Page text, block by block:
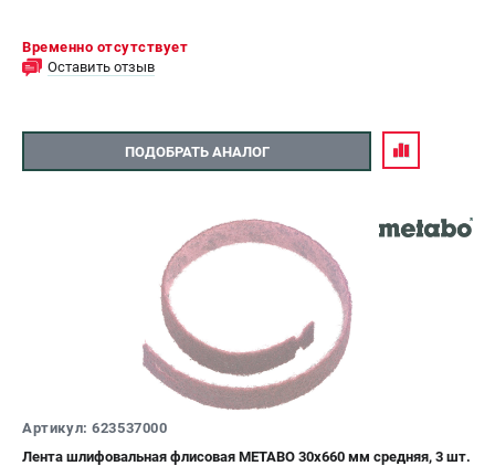
Временно отсутствует
Оставить отзыв
ПОДОБРАТЬ АНАЛОГ
Артикул: 623537000
Лента шлифовальная флисовая METABO 30x660 мм средняя, 3 шт.